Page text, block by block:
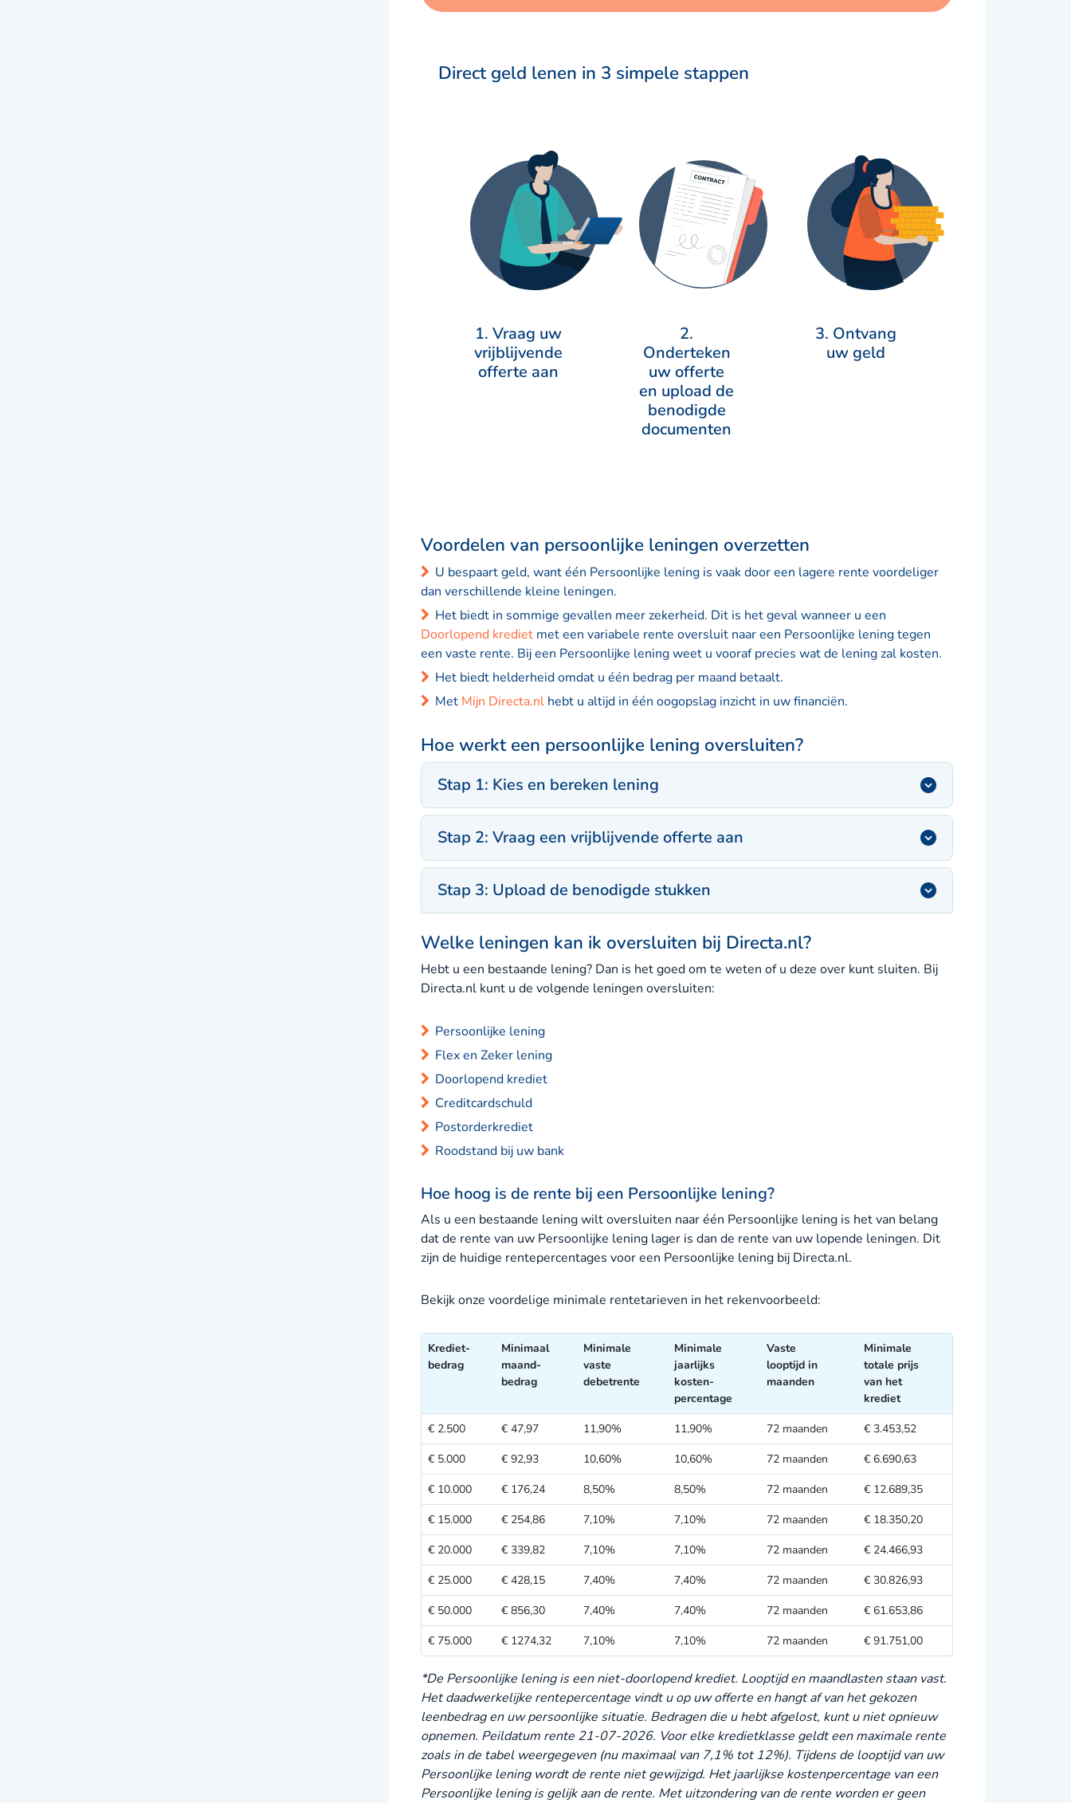
Direct geld lenen in 3 simpele stappen
1. Vraag uw
vrijblijvende
offerte aan
2.
Onderteken
uw offerte
en upload de
benodigde
documenten
3. Ontvang
uw geld
Voordelen van persoonlijke leningen overzetten
U bespaart geld, want één Persoonlijke lening is vaak door een lagere rente voordeliger
dan verschillende kleine leningen.
Het biedt in sommige gevallen meer zekerheid. Dit is het geval wanneer u een
Doorlopend kredietmet een variabele rente oversluit naar een Persoonlijke lening tegen
een vaste rente. Bij een Persoonlijke lening weet u vooraf precies wat de lening zal kosten.
Het biedt helderheid omdat u één bedrag per maand betaalt.
Met Mijn Directa.nlhebt u altijd in één oogopslag inzicht in uw financiën.
Hoe werkt een persoonlijke lening oversluiten?
Stap 1: Kies en bereken lening
Stap 2: Vraag een vrijblijvende offerte aan
Stap 3: Upload de benodigde stukken
Welke leningen kan ik oversluiten bij Directa.nl?
Hebt u een bestaande lening? Dan is het goed om te weten of u deze over kunt sluiten. Bij
Directa.nl kunt u de volgende leningen oversluiten:
Persoonlijke lening
Flex en Zeker lening
Doorlopend krediet
Creditcardschuld
Postorderkrediet
Roodstand bij uw bank
Hoe hoog is de rente bij een Persoonlijke lening?
Als u een bestaande lening wilt oversluiten naar één Persoonlijke lening is het van belang
dat de rente van uw Persoonlijke lening lager is dan de rente van uw lopende leningen. Dit
zijn de huidige rentepercentages voor een Persoonlijke lening bij Directa.nl.
Bekijk onze voordelige minimale rentetarieven in het rekenvoorbeeld:
Krediet-
bedrag
Minimaal
maand-
bedrag
Minimale
vaste
debetrente
Minimale
jaarlijks
kosten-
percentage
Vaste
looptijd in
maanden
Minimale
totale prijs
van het
krediet
€ 2.500
€ 47,97 11,90% 11,90% 72 maanden
€ 3.453,52
€ 5.000
€ 92,93 10,60% 10,60% 72 maanden
€ 6.690,63
€ 10.000
€ 176,24 8,50% 8,50% 72 maanden
€ 12.689,35
€ 15.000
€ 254,86 7,10% 7,10% 72 maanden
€ 18.350,20
€ 20.000
€ 339,82 7,10% 7,10% 72 maanden
€ 24.466,93
€ 25.000
€ 428,15 7,40% 7,40% 72 maanden
€ 30.826,93
€ 50.000
€ 856,30 7,40% 7,40% 72 maanden
€ 61.653,86
€ 75.000
€ 1274,32 7,10% 7,10% 72 maanden € 91.751,00
*De Persoonlijke lening is een niet-doorlopend krediet. Looptijd en maandlasten staan vast.
Het daadwerkelijke rentepercentage vindt u op uw offerte en hangt af van het gekozen
leenbedrag en uw persoonlijke situatie. Bedragen die u hebt afgelost, kunt u niet opnieuw
opnemen. Peildatum rente 21-07-2026. Voor elke kredietklasse geldt een maximale rente
zoals in de tabel weergegeven (nu maximaal van 7,1% tot 12%). Tijdens de looptijd van uw
Persoonlijke lening wordt de rente niet gewijzigd. Het jaarlijkse kostenpercentage van een
Persoonlijke lening is gelijk aan de rente. Met uitzondering van de rente worden er geen